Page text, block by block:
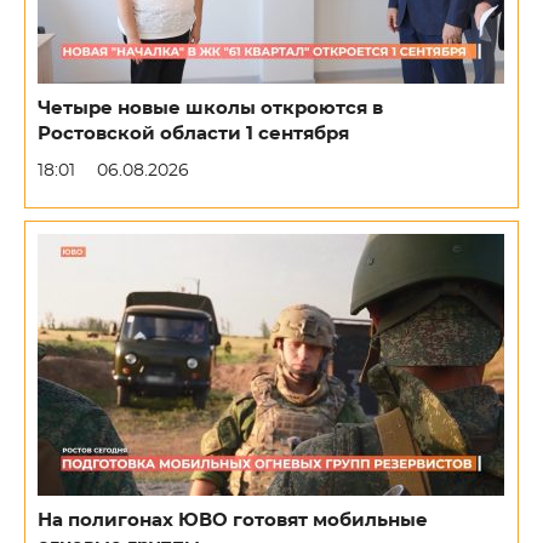
Четыре новые школы откроются в
Ростовской области 1 сентября
18:01 06.08.2026
На полигонах ЮВО готовят мобильные